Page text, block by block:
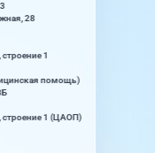
28
1
помощь)
строение 1 (ЦАОП)